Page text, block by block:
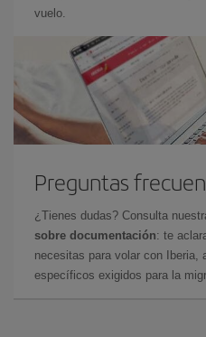
vuelo.
Preguntas
¿Tienes dudas? Consulta
sobre documentación: te
necesitas para volar con Iberia,
específicos exigidos para la